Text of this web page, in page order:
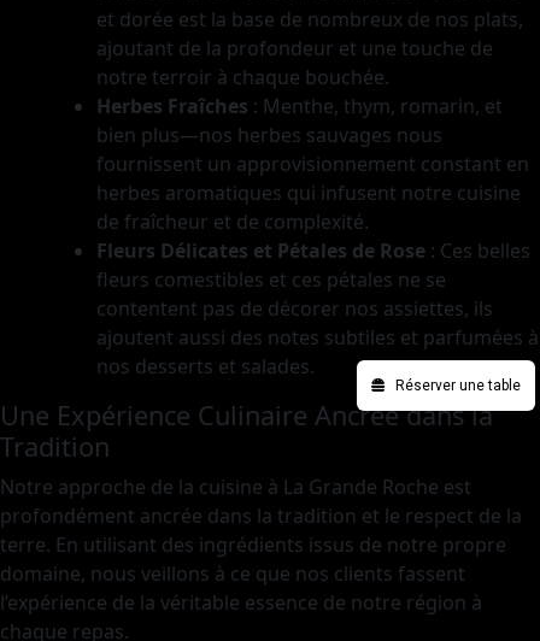
Réserver une table
et dorée est la base de nombreux de nos plats,
ajoutant de la profondeur et une touche de
notre terroir à chaque bouchée.
Herbes Fraîches : Menthe, thym, romarin, et
bien plus—nos herbes sauvages nous
fournissent un approvisionnement constant en
herbes aromatiques qui infusent notre cuisine
de fraîcheur et de complexité.
Fleurs Délicates et Pétales de Rose : Ces belles
fleurs comestibles et ces pétales ne se
contentent pas de décorer nos assiettes, ils
ajoutent aussi des notes subtiles et parfumées à
nos desserts et salades.
Une Expérience Culinaire Ancrée dans la
Tradition
Notre approche de la cuisine à La Grande Roche est
profondément ancrée dans la tradition et le respect de la
terre. En utilisant des ingrédients issus de notre propre
domaine, nous veillons à ce que nos clients fassent
l’expérience de la véritable essence de notre région à
chaque repas.